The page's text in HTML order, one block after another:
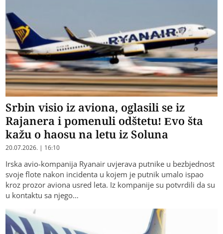
Srbin visio iz aviona, oglasili se iz
Rajanera i pomenuli odštetu! Evo šta
kažu o haosu na letu iz Soluna
20.07.2026. | 16:10
Irska avio-kompanija Ryanair uvjerava putnike u bezbjednost
svoje flote nakon incidenta u kojem je putnik umalo ispao
kroz prozor aviona usred leta. Iz kompanije su potvrdili da su
u kontaktu sa njego…